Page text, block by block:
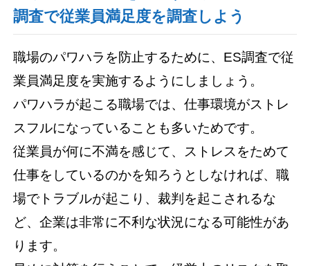
調査で従業員満足度を調査しよう
職場のパワハラを防止するために、ES調査で従
業員満足度を実施するようにしましょう。
パワハラが起こる職場では、仕事環境がストレ
スフルになっていることも多いためです。
従業員が何に不満を感じて、ストレスをためて
仕事をしているのかを知ろうとしなければ、職
場でトラブルが起こり、裁判を起こされるな
ど、企業は非常に不利な状況になる可能性があ
ります。